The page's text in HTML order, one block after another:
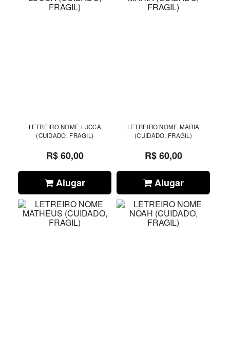
LETREIRO NOME LUCCA
(CUIDADO, FRAGIL)
R$ 60,00
Alugar
LETREIRO NOME MARIA
(CUIDADO, FRAGIL)
R$ 60,00
Alugar